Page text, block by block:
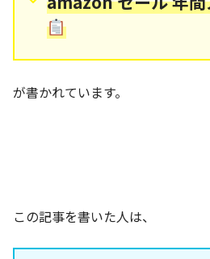
が書かれています。
この記事を書いた人は、